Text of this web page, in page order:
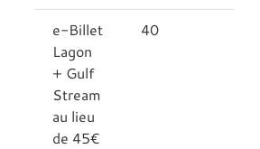
e-Billet
Lagon
+ Gulf
Stream
au lieu
de 45€
40